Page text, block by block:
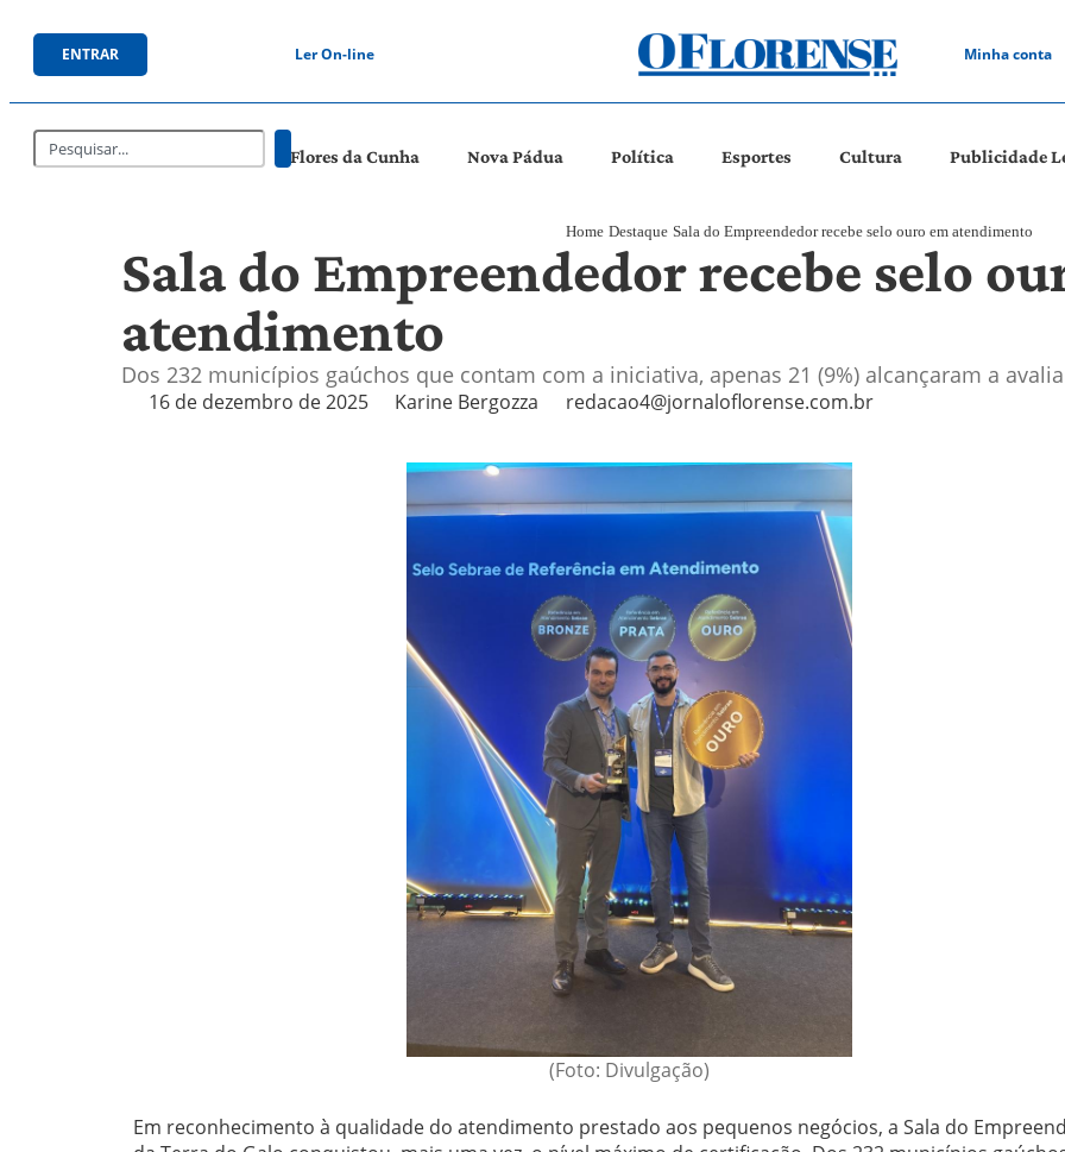
ENTRAR Ler On-line Minha conta
Flores da Cunha Nova Pádua Política Esportes Cultura Publicidade
Home Destaque Sala do Empreendedor recebe selo ouro em atendimento
Sala do Empreendedor recebe selo
atendimento
Dos 232 municípios gaúchos que contam com a iniciativa, apenas 21 (9%) alcançaram a
16 de dezembro de 2025 Karine Bergozza redacao4@jornaloflorense.com.br
(Foto: Divulgação)
Em reconhecimento à qualidade do atendimento prestado aos pequenos negócios, a Sala do